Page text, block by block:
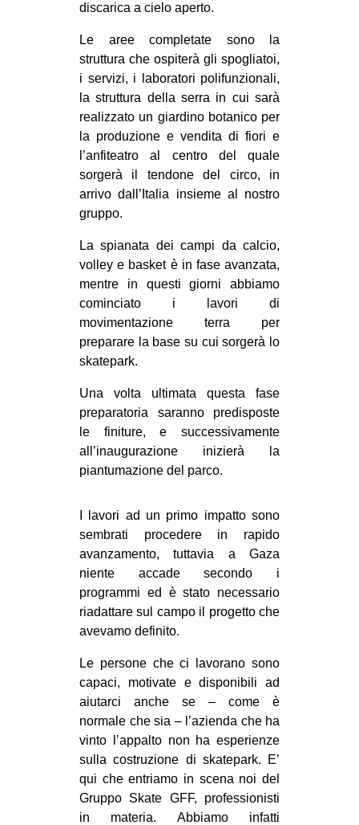
discarica a cielo aperto.
Le aree completate sono la
struttura che ospiterà gli spogliatoi,
i servizi, i laboratori polifunzionali,
la struttura della serra in cui sarà
realizzato un giardino botanico per
la produzione e vendita di fiori e
l’anfiteatro al centro del quale
sorgerà il tendone del circo, in
arrivo dall’Italia insieme al nostro
gruppo.
La spianata dei campi da calcio,
volley e basket è in fase avanzata,
mentre in questi giorni abbiamo
cominciato i lavori di
movimentazione terra per
preparare la base su cui sorgerà lo
skatepark.
Una volta ultimata questa fase
preparatoria saranno predisposte
le finiture, e successivamente
all’inaugurazione inizierà la
piantumazione del parco.
I lavori ad un primo impatto sono
sembrati procedere in rapido
avanzamento, tuttavia a Gaza
niente accade secondo i
programmi ed è stato necessario
riadattare sul campo il progetto che
avevamo definito.
Le persone che ci lavorano sono
capaci, motivate e disponibili ad
aiutarci anche se – come è
normale che sia – l’azienda che ha
vinto l’appalto non ha esperienze
sulla costruzione di skatepark. E’
qui che entriamo in scena noi del
Gruppo Skate GFF, professionisti
in materia. Abbiamo infatti